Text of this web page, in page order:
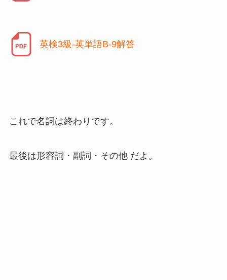
英検3級-英単語B-9解答
これで名詞は終わりです。
最後は形容詞・副詞・その他 だよ。